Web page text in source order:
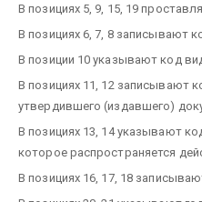
В позициях 5, 9, 15, 19
В позициях 6, 7, 8 записывают
В позиции 10 указывают код
В позициях 11, 12 записывают
утвердившего (издавшего)
В позициях 13, 14 указывают
которое распространяется
В позициях 16, 17, 18